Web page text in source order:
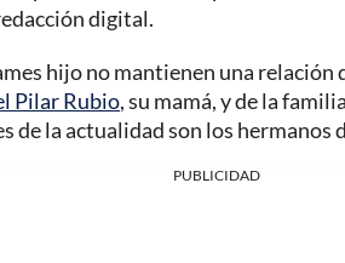
digital.
hijo no mantienen una relación
Pilar Rubio, su mamá, y de la
de la actualidad son los hermanos
PUBLICIDAD